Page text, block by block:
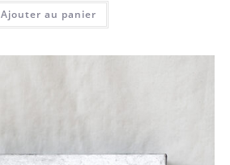
Ajouter au panier